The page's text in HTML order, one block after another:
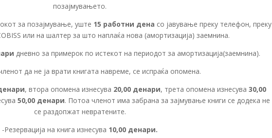
позајмувањето.
за позајмување, уште 15 работни дена со јавување преку телефон, преку
или на шалтер за што наплаќа нова (амортизација) заемнина.
дневно за примерок по истекот на периодот за амортизација(заемнина).
да не ја врати книгата навреме, се испраќа опомена.
, втора опомена изнесува 20,00 денари, трета опомена изнесува 30,00
50,00 денари. Потоа членот има забрана за зајмување книги се додека не
се раздопжат невратените.
-Резервација на книга изнесува 10,00 денари.